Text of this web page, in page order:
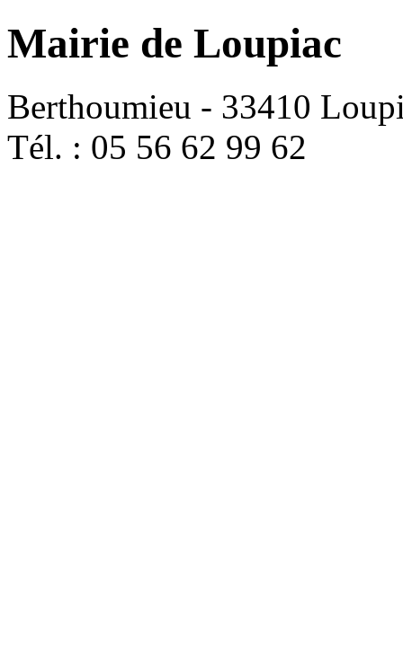
Mairie de Loupiac
Berthoumieu - 33410
Tél. : 05 56 62 99 62